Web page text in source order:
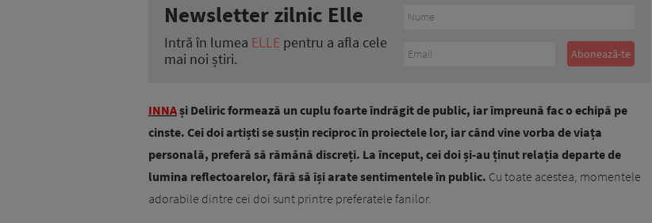
Newsletter zilnic Elle
Intră în lumea ELLE pentru a afla cele
mai noi știri.
INNAși Deliric formează un cuplu foarte îndrăgit de public, iar împreună fac o echipă pe
cinste. Cei doi artiști se susțin reciproc în proiectele lor, iar când vine vorba de viața
personală, preferă să rămână discreți. La început, cei doi și-au ținut relația departe de
lumina reflectoarelor, fără să își arate sentimentele în public. Cu toate acestea, momentele
adorabile dintre cei doi sunt printre preferatele fanilor.